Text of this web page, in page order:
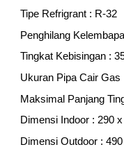
Tipe Refrigrant : R-32
Penghilang
Tingkat Kebisingan :
Ukuran Pipa Cair Gas
Maksimal Panjang
Dimensi Indoor : 290
Dimensi Outdoor :